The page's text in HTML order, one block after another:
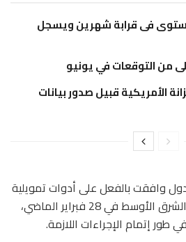
فى قرابة شهرين ويسجل
من التوقعات في يونيو
الأمريكية قبيل صدور بيانات
وافقت بالفعل على أدوات تمويلية
جديدة منذ بدء الصراع في الشرق الأوسط في 28 فبراير الماضي،
طور إتمام الإجراءات اللازمة.